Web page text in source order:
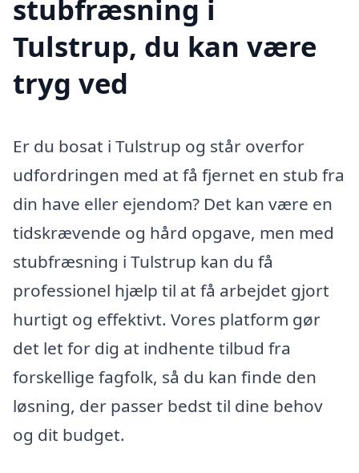
stubfræsning i
Tulstrup, du kan være
tryg ved
Er du bosat i Tulstrup og står overfor
udfordringen med at få fjernet en stub fra
din have eller ejendom? Det kan være en
tidskrævende og hård opgave, men med
stubfræsning i Tulstrup kan du få
professionel hjælp til at få arbejdet gjort
hurtigt og effektivt. Vores platform gør
det let for dig at indhente tilbud fra
forskellige fagfolk, så du kan finde den
løsning, der passer bedst til dine behov
og dit budget.